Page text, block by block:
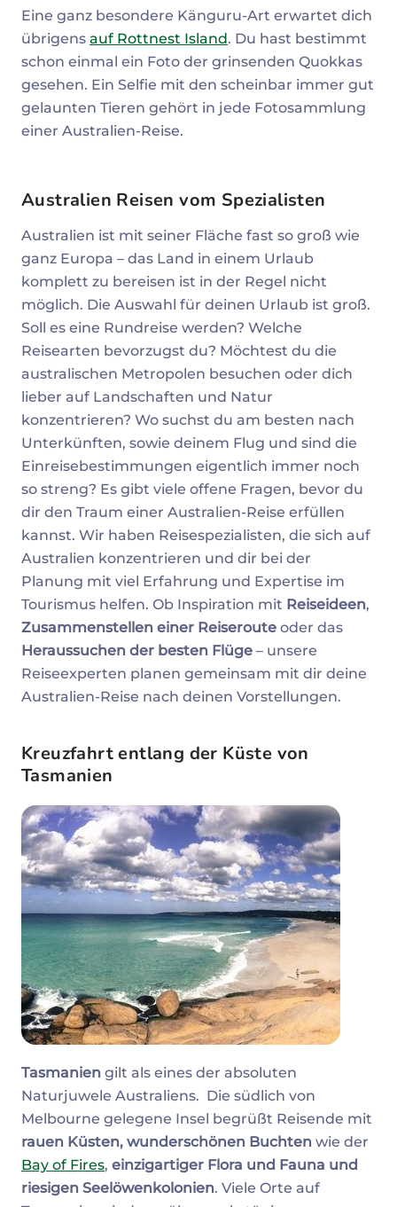
Eine ganz besondere Känguru-Art erwartet dich
übrigens auf Rottnest Island. Du hast bestimmt
schon einmal ein Foto der grinsenden Quokkas
gesehen. Ein Selfie mit den scheinbar immer gut
gelaunten Tieren gehört in jede Fotosammlung
einer Australien-Reise.
Australien Reisen vom Spezialisten
Australien ist mit seiner Fläche fast so groß wie
ganz Europa – das Land in einem Urlaub
komplett zu bereisen ist in der Regel nicht
möglich. Die Auswahl für deinen Urlaub ist groß.
Soll es eine Rundreise werden? Welche
Reisearten bevorzugst du? Möchtest du die
australischen Metropolen besuchen oder dich
lieber auf Landschaften und Natur
konzentrieren? Wo suchst du am besten nach
Unterkünften, sowie deinem Flug und sind die
Einreisebestimmungen eigentlich immer noch
so streng? Es gibt viele offene Fragen, bevor du
dir den Traum einer Australien-Reise erfüllen
kannst. Wir haben Reisespezialisten, die sich auf
Australien konzentrieren und dir bei der
Planung mit viel Erfahrung und Expertise im
Tourismus helfen. Ob Inspiration mit Reiseideen,
Zusammenstellen einer Reiseroute oder das
Heraussuchen der besten Flüge – unsere
Reiseexperten planen gemeinsam mit dir deine
Australien-Reise nach deinen Vorstellungen.
Kreuzfahrt entlang der Küste von
Tasmanien
Tasmanien gilt als eines der absoluten
Naturjuwele Australiens. Die südlich von
Melbourne gelegene Insel begrüßt Reisende mit
rauen Küsten, wunderschönen Buchten wie der
Bay of Fires, einzigartiger Flora und Fauna und
riesigen Seelöwenkolonien. Viele Orte auf